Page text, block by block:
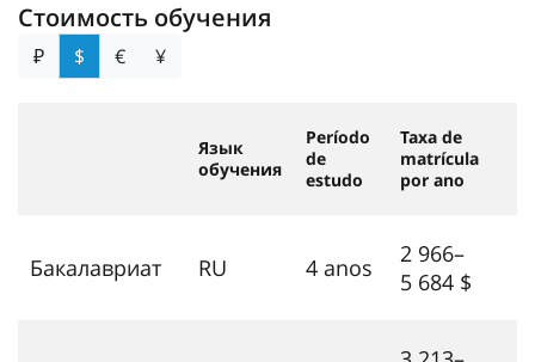
Стоимость обучения
₽ $ € ¥
Язык
обучения
Período
de
estudo
Taxa de
matrícula
por ano
Бакалавриат RU 4 anos
2 966–
5 684 $